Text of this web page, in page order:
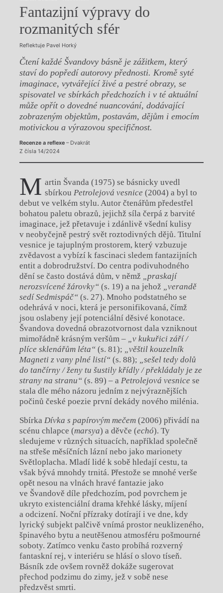
Fantazijní výpravy do
rozmanitých sfér
Reflektuje Pavel Horký
Čtení každé Švandovy básně je zážitkem, který
staví do popředí autorovy přednosti. Kromě syté
imaginace, vytvářející živé a pestré obrazy, se
spisovatel ve sbírkách předchozích i v té aktuální
může opřít o dovedné nuancování, dodávající
zobrazeným objektům, postavám, dějům i emocím
motivickou a výrazovou specifičnost.
Recenze a reflexe– Dvakrát
Z čísla 14/2024
M artin Švanda (1975) se básnicky uvedl
sbírkou Petrolejová vesnice (2004) a byl to
debut ve velkém stylu. Autor čtenářům předestřel
bohatou paletu obrazů, jejichž síla čerpá z barvité
imaginace, jež přetavuje i zdánlivě všední kulisy
v neobyčejně pestrý svět roztodivných dějů. Titulní
vesnice je tajuplným prostorem, který vzbuzuje
zvědavost a vybízí k fascinaci sledem fantazijních
entit a dobrodružství. Do centra podivuhodného
dění se často dostává dům, v němž „praskají
nerozsvícené žárovky“(s. 19) a na jehož „verandě
sedí Sedmispáč“(s. 27). Mnoho podstatného se
odehrává v noci, která je personifikovaná, čímž
jsou oslabeny její potenciální děsivé konotace.
Švandova dovedná obrazotvornost dala vzniknout
mimořádně krásným veršům ‒ „v kukuřici září /
plíce sklenářům léta“(s. 81); „věštil kouzelník
Magneti z vany plné listí“ (s. 88); „sešel tedy dolů
do tančírny / ženy tu šustily křídly / překládaly je ze
strany na stranu“(s. 89) ‒ a Petrolejová vesnice se
stala dle mého názoru jedním z nejvýraznějších
počinů české poezie první dekády nového milénia.
Sbírka Dívka s papírovým mečem(2006) přivádí na
scénu chlapce (marsya) a děvče (echó). Ty
sledujeme v různých situacích, například společně
na střeše měsíčních lázní nebo jako marionety
Světloplacha. Mladí lidé k sobě hledají cestu, ta
však bývá mnohdy trnitá. Přestože se mnohé verše
opět nesou na vlnách hravé fantazie jako
ve Švandově díle předchozím, pod povrchem je
ukryto existenciální drama křehké lásky, míjení
a odcizení. Noční přízraky dotírají i ve dne, kdy
lyrický subjekt palčivě vnímá prostor neuklizeného,
špinavého bytu a neutěšenou atmosféru pošmourné
soboty. Zatímco venku často probíhá rozverný
fantaskní rej, v interiéru se hlásí o slovo tíseň.
Básník zde ovšem rovněž dokáže sugerovat
přechod podzimu do zimy, jež v sobě nese
předzvěst smrti.